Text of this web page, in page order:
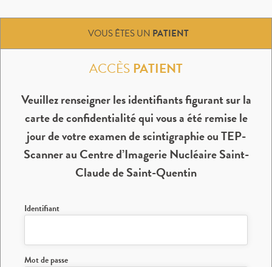
VOUS ÊTES UN PATIENT
ACCÈS PATIENT
Veuillez renseigner les identifiants figurant sur la
carte de confidentialité qui vous a été remise le
jour de votre examen de scintigraphie ou TEP-
Scanner au Centre d’Imagerie Nucléaire Saint-
Claude de Saint-Quentin
Identifiant
Mot de passe